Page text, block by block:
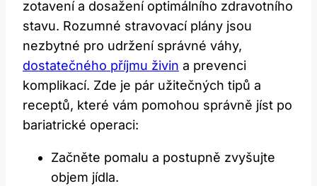
zotavení a dosažení optimálního zdravotního
stavu. Rozumné stravovací plány jsou
nezbytné pro udržení správné váhy,
dostatečného příjmu živin a prevenci
komplikací. ‌Zde je pár užitečných tipů a
receptů, které ‍vám pomohou správně jíst po
bariatrické operaci:
Začněte pomalu a‍ postupně zvyšujte
objem jídla.